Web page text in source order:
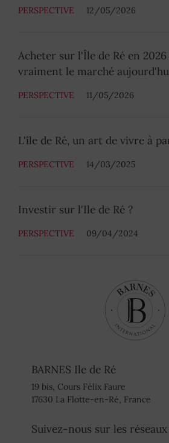
PERSPECTIVE 12/05/2026
Acheter sur l'Île de Ré en
vraiment le marché
PERSPECTIVE 11/05/2026
L'île de Ré, un art de vivre à
PERSPECTIVE 14/03/2025
Investir sur l'Ile de Ré ?
PERSPECTIVE 09/04/2024
BARNES Ile de Ré
19 bis, Cours Félix Faure
17630 La Flotte-en-Ré, France
Suivez-nous sur les